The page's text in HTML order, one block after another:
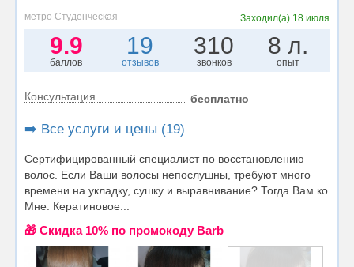
метро Студенческая Заходил(а) 18 июля
9.9
баллов
19
отзывов
310
звонков
8 л.
опыт
Консультация бесплатно
➡️ Все услуги и цены (19)
Сертифицированный специалист по восстановлению
волос. Если Ваши волосы непослушны, требуют много
времени на укладку, сушку и выравнивание? Тогда Вам ко
Мне. Кератиновое...
🎁 Cкидка 10% по промокоду Barb